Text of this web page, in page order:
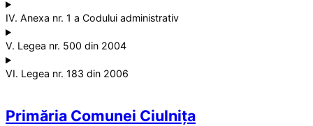
IV. Anexa nr. 1 a Codului administrativ
V. Legea nr. 500 din 2004
VI. Legea nr. 183 din 2006
Primăria Comunei Ciulnița